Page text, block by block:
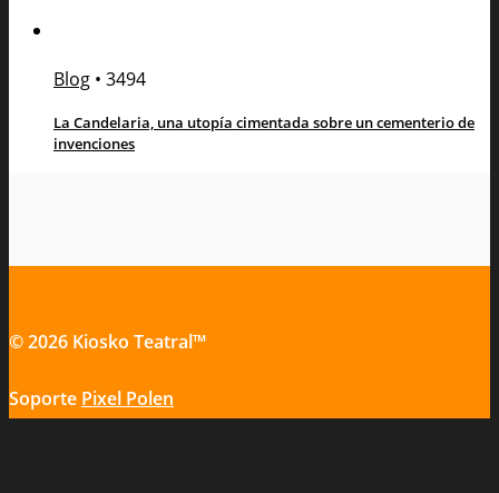
Blog • 3494
La Candelaria, una utopía cimentada sobre un cementerio de
invenciones
© 2026 Kiosko Teatral™
Soporte Pixel Polen